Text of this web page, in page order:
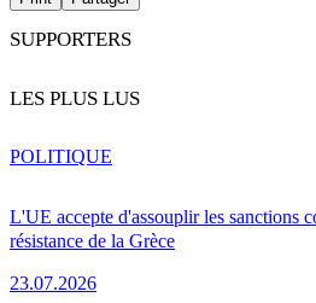
SUPPORTERS
LES PLUS LUS
L'UE accepte d'assouplir les sanctions
résistance de la Grèce
23.07.2026
POLITIQUE